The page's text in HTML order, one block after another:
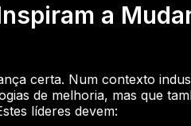
a
certa. Num contexto
de melhoria, mas que
líderes devem: